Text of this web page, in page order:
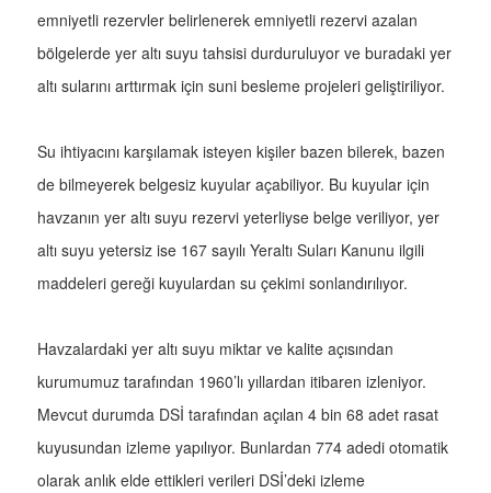
emniyetli rezervler belirlenerek emniyetli rezervi azalan
bölgelerde yer altı suyu tahsisi durduruluyor ve buradaki yer
altı sularını arttırmak için suni besleme projeleri geliştiriliyor.
Su ihtiyacını karşılamak isteyen kişiler bazen bilerek, bazen
de bilmeyerek belgesiz kuyular açabiliyor. Bu kuyular için
havzanın yer altı suyu rezervi yeterliyse belge veriliyor, yer
altı suyu yetersiz ise 167 sayılı Yeraltı Suları Kanunu ilgili
maddeleri gereği kuyulardan su çekimi sonlandırılıyor.
Havzalardaki yer altı suyu miktar ve kalite açısından
kurumumuz tarafından 1960’lı yıllardan itibaren izleniyor.
Mevcut durumda DSİ tarafından açılan 4 bin 68 adet rasat
kuyusundan izleme yapılıyor. Bunlardan 774 adedi otomatik
olarak anlık elde ettikleri verileri DSİ’deki izleme